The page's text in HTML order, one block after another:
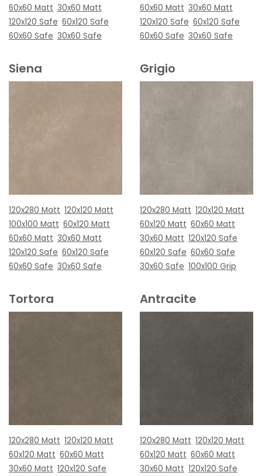
60x60 Matt 30x60 Matt
120x120 Safe 60x120 Safe
60x60 Safe 30x60 Safe
60x60 Matt 30x60 Matt
120x120 Safe 60x120 Safe
60x60 Safe 30x60 Safe
Siena
120x280 Matt 120x120 Matt
100x100 Matt 60x120 Matt
60x60 Matt 30x60 Matt
120x120 Safe 60x120 Safe
60x60 Safe 30x60 Safe
Grigio
120x280 Matt 120x120 Matt
60x120 Matt 60x60 Matt
30x60 Matt 120x120 Safe
60x120 Safe 60x60 Safe
30x60 Safe 100x100 Grip
Tortora
120x280 Matt 120x120 Matt
60x120 Matt 60x60 Matt
30x60 Matt 120x120 Safe
Antracite
120x280 Matt 120x120 Matt
60x120 Matt 60x60 Matt
30x60 Matt 120x120 Safe